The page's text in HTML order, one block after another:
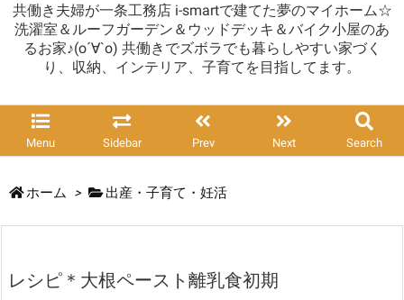
共働き夫婦が一条工務店 i-smartで建てた夢のマイホーム☆
洗濯室＆ルーフガーデン＆ウッドデッキ＆バイク小屋のあ
るお家♪(о´∀`о) 共働きでズボラでも暮らしやすい家づく
り、収納、インテリア、子育てを目指してます。
Menu Sidebar Prev Next Search
ホーム > 出産・子育て・妊活
レシピ＊大根ペースト離乳食初期